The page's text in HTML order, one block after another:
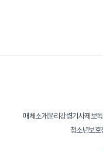
매체소개윤리강령기사제보
청소년보호